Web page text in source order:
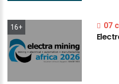
16+ 07